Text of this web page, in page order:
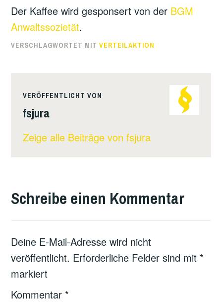
Der Kaffee wird gesponsert von der BGM
Anwaltssozietät.
VERSCHLAGWORTET MITVERTEILAKTION
VERÖFFENTLICHT VON
fsjura
Zeige alle Beiträge von fsjura
Schreibe einen Kommentar
Deine E-Mail-Adresse wird nicht
veröffentlicht. Erforderliche Felder sind mit *
markiert
Kommentar *